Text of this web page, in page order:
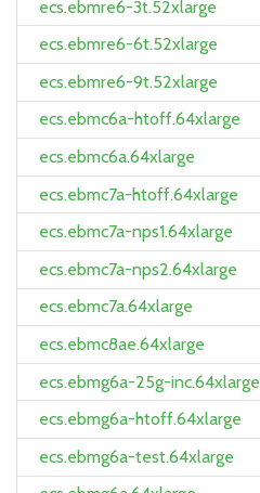
ecs.ebmre6-3t.52xlarge
ecs.ebmre6-6t.52xlarge
ecs.ebmre6-9t.52xlarge
ecs.ebmc6a-htoff.64xlarge
ecs.ebmc6a.64xlarge
ecs.ebmc7a-htoff.64xlarge
ecs.ebmc7a-nps1.64xlarge
ecs.ebmc7a-nps2.64xlarge
ecs.ebmc7a.64xlarge
ecs.ebmc8ae.64xlarge
ecs.ebmg6a-25g-inc.64xlarge
ecs.ebmg6a-htoff.64xlarge
ecs.ebmg6a-test.64xlarge